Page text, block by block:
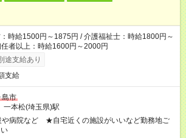
時給1500円～1875円 / 介護福祉士：時給1800円～
者以上：時給1600円～2000円
途支給あり
支給
島市
一本松(埼玉県)駅
や病院など ★自宅近くの施設がいいなど勤務地ご